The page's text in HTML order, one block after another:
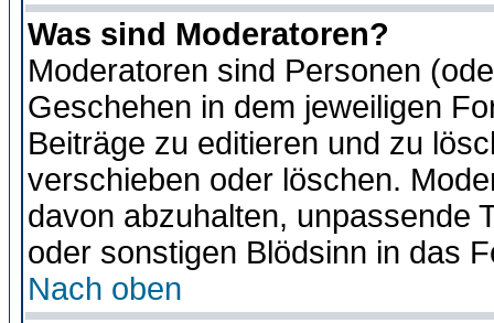
Was sind Moderatoren?
Moderatoren sind Personen
Geschehen in dem jeweiligen
Beiträge zu editieren und zu
verschieben oder löschen.
davon abzuhalten, unpassende
oder sonstigen Blödsinn in das
Nach oben